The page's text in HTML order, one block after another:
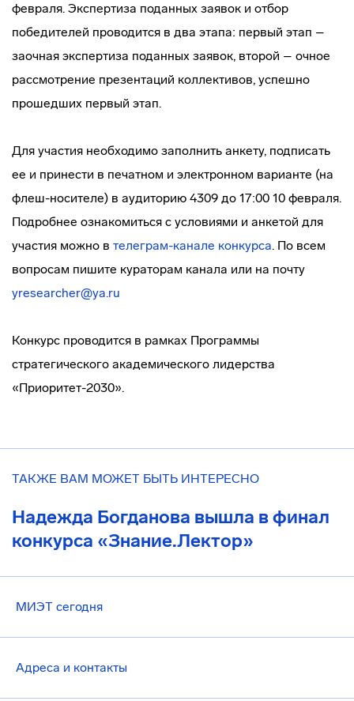
февраля. Экспертиза поданных заявок и отбор
победителей проводится в два этапа: первый этап –
заочная экспертиза поданных заявок, второй – очное
рассмотрение презентаций коллективов, успешно
прошедших первый этап.
Для участия необходимо заполнить анкету, подписать
ее и принести в печатном и электронном варианте (на
флеш-носителе) в аудиторию 4309 до 17:00 10 февраля.
Подробнее ознакомиться с условиями и анкетой для
участия можно в телеграм-канале конкурса. По всем
вопросам пишите кураторам канала или на почту
yresearcher@ya.ru
Конкурс проводится в рамках Программы
стратегического академического лидерства
«Приоритет-2030».
ТАКЖЕ ВАМ МОЖЕТ БЫТЬ ИНТЕРЕСНО
Надежда Богданова вышла в финал
конкурса «Знание.Лектор»
МИЭТ сегодня
Адреса и контакты